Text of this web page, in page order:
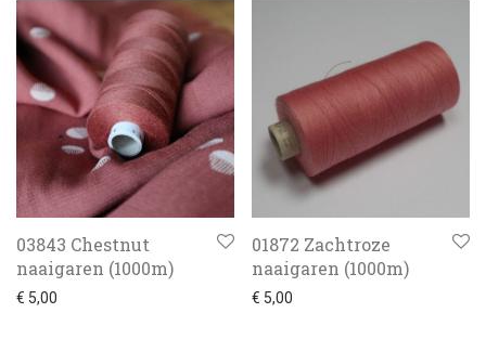
03843 Chestnut
naaigaren (1000m)
€ 5,00
01872 Zachtroze
naaigaren (1000m)
€ 5,00